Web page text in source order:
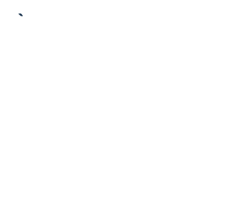
À qui ces cliniques